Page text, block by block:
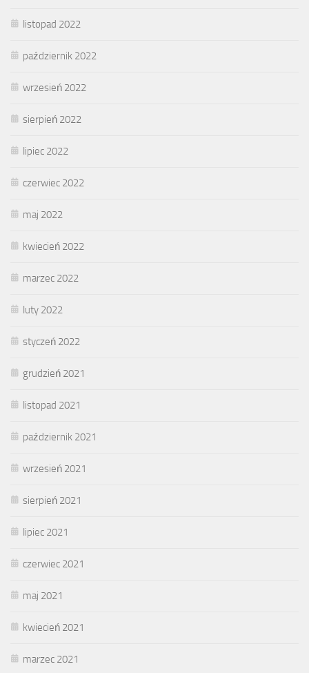
listopad 2022
październik 2022
wrzesień 2022
sierpień 2022
lipiec 2022
czerwiec 2022
maj 2022
kwiecień 2022
marzec 2022
luty 2022
styczeń 2022
grudzień 2021
listopad 2021
październik 2021
wrzesień 2021
sierpień 2021
lipiec 2021
czerwiec 2021
maj 2021
kwiecień 2021
marzec 2021